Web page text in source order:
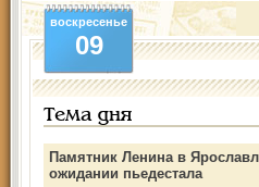
воскресенье
09
Тема дня
Памятник Ленина в
ожидании пьедестала